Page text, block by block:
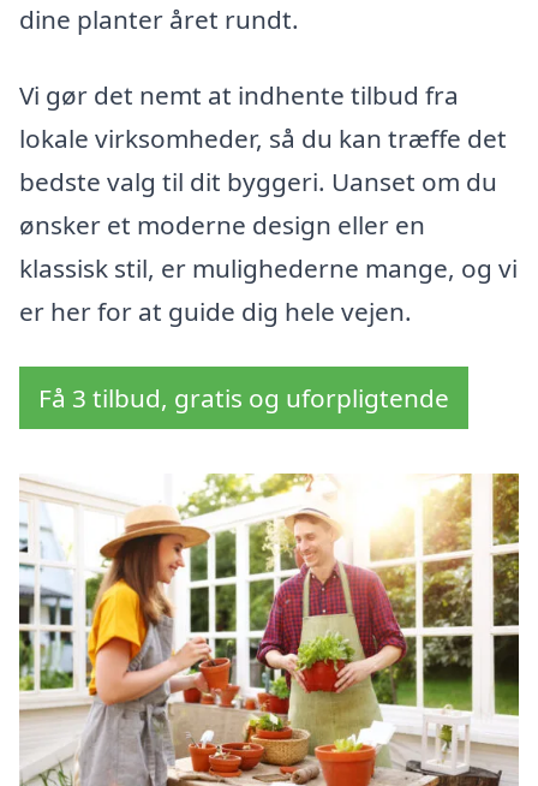
dine planter året rundt.
Vi gør det nemt at indhente tilbud fra
lokale virksomheder, så du kan træffe det
bedste valg til dit byggeri. Uanset om du
ønsker et moderne design eller en
klassisk stil, er mulighederne mange, og vi
er her for at guide dig hele vejen.
Få 3 tilbud, gratis og uforpligtende